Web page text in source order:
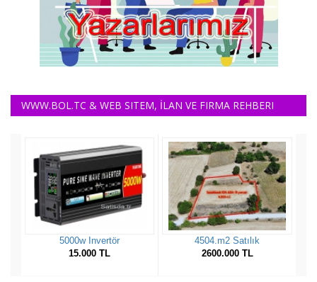
WWW.BOL.TC & WEB SITEM, İLAN VE FIRMA REHBERI